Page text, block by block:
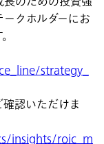
クホルダーにお
strategy_
認いただけま
insights/roic_m